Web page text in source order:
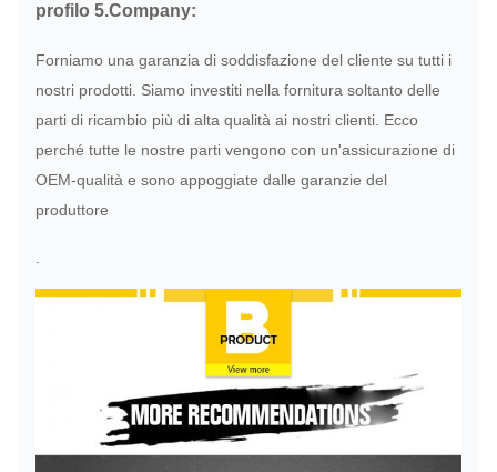
profilo 5.Company:
Forniamo una garanzia di soddisfazione del cliente su tutti i
nostri prodotti. Siamo investiti nella fornitura soltanto delle
parti di ricambio più di alta qualità ai nostri clienti. Ecco
perché tutte le nostre parti vengono con un'assicurazione di
OEM-qualità e sono appoggiate dalle garanzie del
produttore